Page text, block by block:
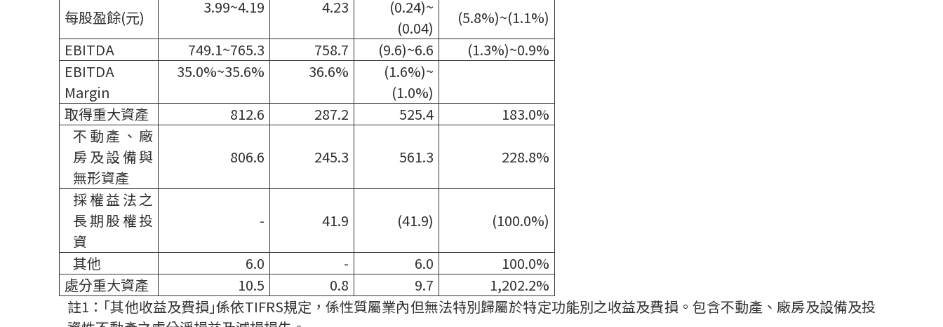
每股盈餘(元)
3.99~4.19 4.23
(0.24)~
(0.04)
(5.8%)~(1.1%)
EBITDA
749.1~765.3 758.7 (9.6)~6.6
(1.3%)~0.9%
EBITDA
Margin
35.0%~35.6% 36.6%
(1.6%)~
(1.0%)
取得重大資產
812.6 287.2 525.4
183.0%
不動產、廠
房及設備與
無形資產
806.6 245.3 561.3 228.8%
採權益法之
長期股權投
資
- 41.9 (41.9) (100.0%)
其他 6.0 - 6.0
100.0%
處分重大資產
10.5 0.8 9.7
1,202.2%
註1 ：｢其他收益及費損｣係依TIFRS規定，係性質屬業內但無法特別歸屬於特定功能別之收益及費損。包含不動產、廠房及設備及投